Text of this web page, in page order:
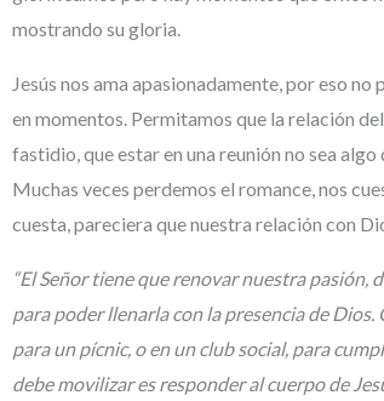
mostrando su gloria.
Jesús nos ama apasionadamente, por eso
en momentos. Permitamos que la relación
fastidio, que estar en una reunión no sea
Muchas veces perdemos el romance, nos
cuesta, pareciera que nuestra relación con
“El Señor tiene que renovar nuestra pasión,
para poder llenarla con la presencia de
para un pícnic, o en un club social, para
debe movilizar es responder al cuerpo de